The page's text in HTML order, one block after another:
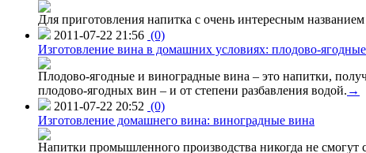
Для приготовления напитка с очень интересным
2011-07-22 21:56 (0)
Изготовление вина в домашних условиях: плодово-
Плодово-ягодные и виноградные вина – это напитки,
плодово-ягодных вин – и от степени разбавления водой. →
2011-07-22 20:52 (0)
Изготовление домашнего вина: виноградные вина
Напитки промышленного производства никогда не